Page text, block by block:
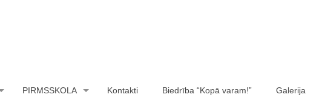
PIRMSSKOLA Kontakti Biedrība “Kopā varam!” Galerija